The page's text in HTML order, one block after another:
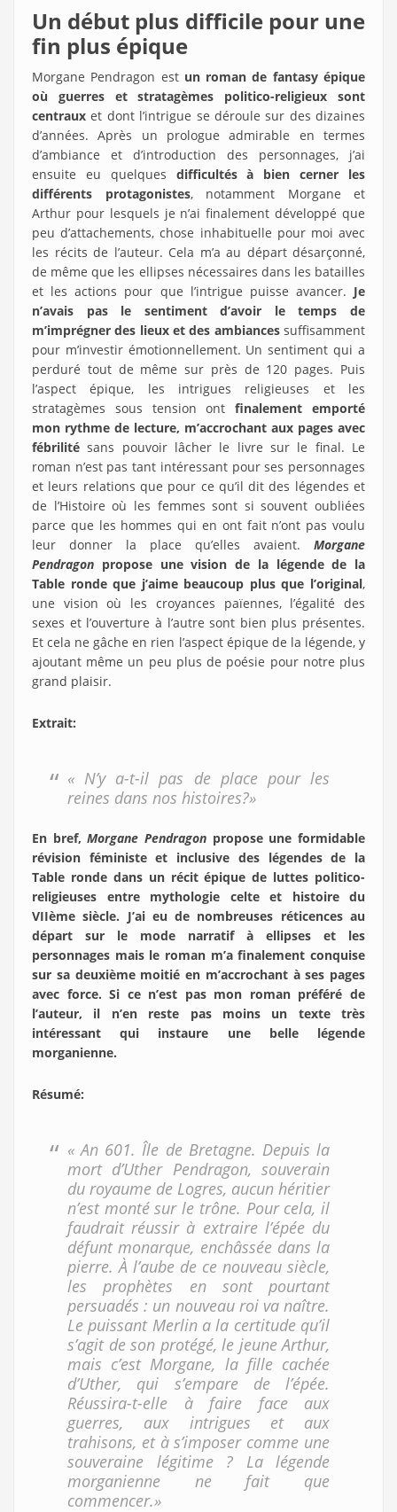
Un début plus difficile pour une
fin plus épique
Morgane Pendragon estun roman de fantasy épique
où guerres et stratagèmes politico-religieux sont
centraux et dont l’intrigue se déroule sur des dizaines
d’années. Après un prologue admirable en termes
d’ambiance et d’introduction des personnages, j’ai
ensuite eu quelques difficultés à bien cerner les
différents protagonistes, notamment Morgane et
Arthur pour lesquels je n’ai finalement développé que
peu d’attachements, chose inhabituelle pour moi avec
les récits de l’auteur. Cela m’a au départ désarçonné,
de même que les ellipses nécessaires dans les batailles
et les actions pour que l’intrigue puisse avancer. Je
n’avais pas le sentiment d’avoir le temps de
m’imprégner des lieux et des ambiancessuffisamment
pour m’investir émotionnellement. Un sentiment qui a
perduré tout de même sur près de 120 pages. Puis
l’aspect épique, les intrigues religieuses et les
stratagèmes sous tension ontfinalement emporté
mon rythme de lecture, m’accrochant aux pages avec
fébrilitésans pouvoir lâcher le livre sur le final. Le
roman n’est pas tant intéressant pour ses personnages
et leurs relations que pour ce qu’il dit des légendes et
de l’Histoire où les femmes sont si souvent oubliées
parce que les hommes qui en ont fait n’ont pas voulu
leur donner la place qu’elles avaient. Morgane
Pendragon propose une vision de la légende de la
Table ronde que j’aime beaucoup plus que l’original,
une vision où les croyances païennes, l’égalité des
sexes et l’ouverture à l’autre sont bien plus présentes.
Et cela ne gâche en rien l’aspect épique de la légende, y
ajoutant même un peu plus de poésie pour notre plus
grand plaisir.
Extrait:
« N’y a-t-il pas de place pour les
reines dans nos histoires?»
En bref,Morgane Pendragon propose une formidable
révision féministe et inclusive des légendes de la
Table ronde dans un récit épique de luttes politico-
religieuses entre mythologie celte et histoire du
VIIème siècle. J’ai eu de nombreuses réticences au
départ sur le mode narratif à ellipses et les
personnages mais le roman m’a finalement conquise
sur sa deuxième moitié en m’accrochant à ses pages
avec force. Si ce n’est pas mon roman préféré de
l’auteur, il n’en reste pas moins un texte très
intéressant qui instaure une belle légende
morganienne.
Résumé:
« An 601. Île de Bretagne. Depuis la
mort d’Uther Pendragon, souverain
du royaume de Logres, aucun héritier
n’est monté sur le trône. Pour cela, il
faudrait réussir à extraire l’épée du
défunt monarque, enchâssée dans la
pierre. À l’aube de ce nouveau siècle,
les prophètes en sont pourtant
persuadés : un nouveau roi va naître.
Le puissant Merlin a la certitude qu’il
s’agit de son protégé, le jeune Arthur,
mais c’est Morgane, la fille cachée
d’Uther, qui s’empare de l’épée.
Réussira-t-elle à faire face aux
guerres, aux intrigues et aux
trahisons, et à s’imposer comme une
souveraine légitime ? La légende
morganienne ne fait que
commencer.»